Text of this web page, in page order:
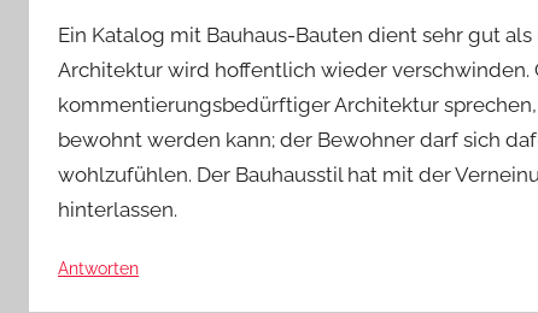
Ein Katalog mit Bauhaus-Bauten dient sehr gut
Architektur wird hoffentlich wieder verschwinden.
kommentierungsbedürftiger Architektur
bewohnt werden kann; der Bewohner darf sich
wohlzufühlen. Der Bauhausstil hat mit der
hinterlassen.
Antworten